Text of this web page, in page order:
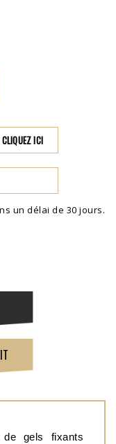
ICI
un délai de 30 jours.
de gels fixants